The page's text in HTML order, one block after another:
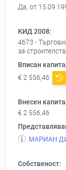
Да, от
КИД 2008:
4673 -
за
Вписан
€ 2 556,46
Внесен
€ 2 556,46
МАРИАН
Собственост: